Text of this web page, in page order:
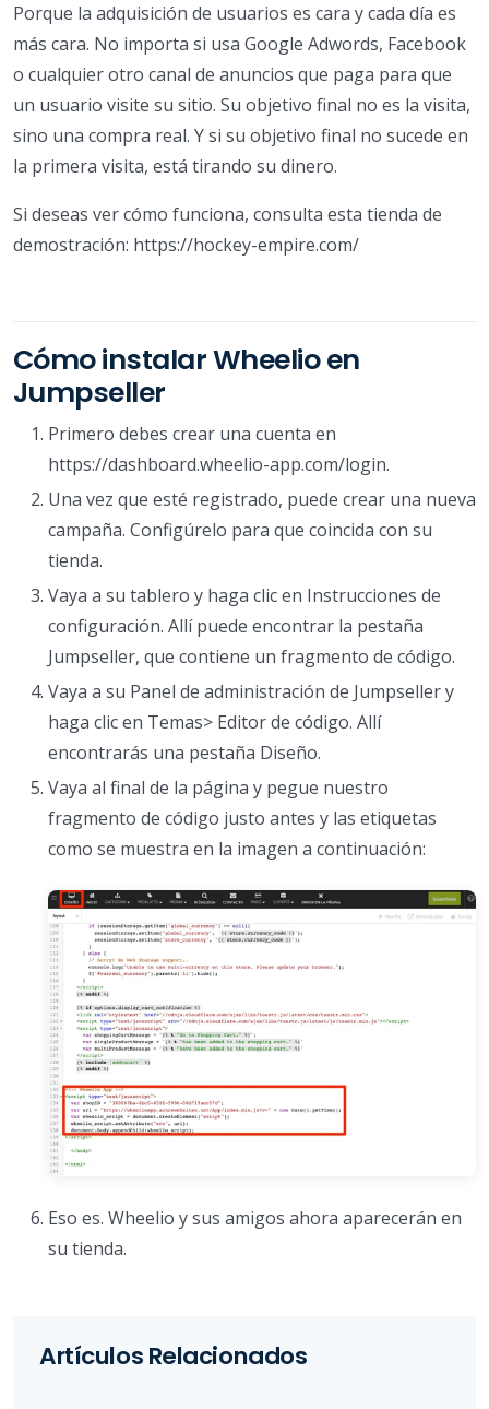
Porque la adquisición de usuarios es cara y cada día es
más cara. No importa si usa Google Adwords, Facebook
o cualquier otro canal de anuncios que paga para que
un usuario visite su sitio. Su objetivo final no es la visita,
sino una compra real. Y si su objetivo final no sucede en
la primera visita, está tirando su dinero.
Si deseas ver cómo funciona, consulta esta tienda de
demostración: https://hockey-empire.com/
Cómo instalar Wheelio en
Jumpseller
Primero debes crear una cuenta en
https://dashboard.wheelio-app.com/login.
Una vez que esté registrado, puede crear una nueva
campaña. Configúrelo para que coincida con su
tienda.
Vaya a su tablero y haga clic en Instrucciones de
configuración. Allí puede encontrar la pestaña
Jumpseller, que contiene un fragmento de código.
Vaya a su Panel de administración de Jumpseller y
haga clic en Temas> Editor de código. Allí
encontrarás una pestaña Diseño.
Vaya al final de la página y pegue nuestro
fragmento de código justo antes y las etiquetas
como se muestra en la imagen a continuación:
Eso es. Wheelio y sus amigos ahora aparecerán en
su tienda.
Artículos Relacionados